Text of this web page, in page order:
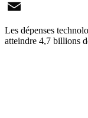
X
Email
Les dépenses
atteindre 4,7 billions